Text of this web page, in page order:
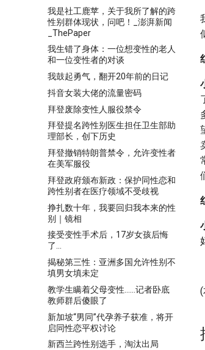
我是社工鹿苹，关于我所了解的跨
性别群体现状，问吧！_澎湃新闻
_ThePaper
我生错了身体：一位想变性的老人
和一位变性者的对谈
我鼓起勇气，翻开20年前的日记
抖音女装大佬的流量密码
拜登废除变性人服役禁令
拜登提名跨性别医生担任卫生部助
理部长，创下历史
拜登撤销特朗普禁令，允许变性者
在美军服役
拜登政府颁布新政：保护同性恋和
跨性别者在医疗领域不受歧视
挣扎数十年，我要回归我本来的性
别｜镜相
接受变性手术后，17岁女孩后悔
了…
揭秘第三性：亚洲多国允许性别不
填男女填未定
教学生瞒着父母变性……记者卧底
教师群后傻眼了
新加坡“男同”代孕养子获准，将开
启同性恋平权讨论
新西兰跨性别选手，淘汰出局